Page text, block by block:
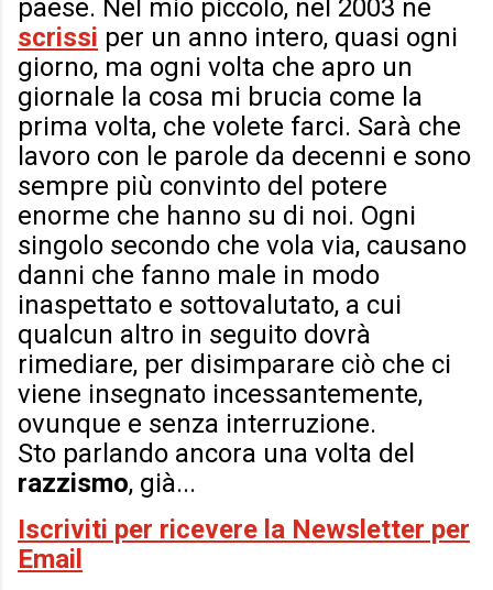
paese. Nel mio piccolo, nel 2003 ne
scrissi per un anno intero, quasi ogni
giorno, ma ogni volta che apro un
giornale la cosa mi brucia come la
prima volta, che volete farci. Sarà che
lavoro con le parole da decenni e sono
sempre più convinto del potere
enorme che hanno su di noi. Ogni
singolo secondo che vola via, causano
danni che fanno male in modo
inaspettato e sottovalutato, a cui
qualcun altro in seguito dovrà
rimediare, per disimparare ciò che ci
viene insegnato incessantemente,
ovunque e senza interruzione.
Sto parlando ancora una volta del
razzismo, già...
Iscriviti per ricevere la Newsletter per
Email